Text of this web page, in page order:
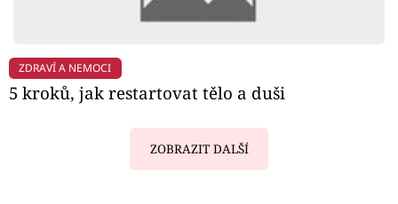
ZDRAVÍ A NEMOCI
5 kroků, jak restartovat tělo a duši
ZOBRAZIT DALŠÍ